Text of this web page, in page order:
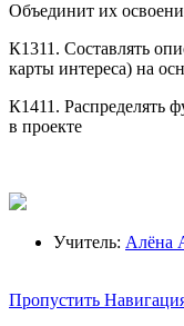
Объединит их
К1311. Составлять
карты интереса) на
К1411. Распределять
в проекте
Учитель: Алёна
Пропустить